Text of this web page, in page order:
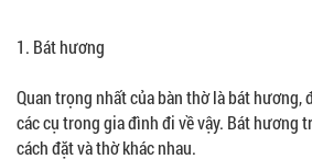
1. Bát hương
Quan trọng nhất của bàn thờ là bát hương,
các cụ trong gia đình đi về vậy. Bát hương
cách đặt và thờ khác nhau.